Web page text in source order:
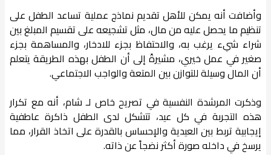
وأضافت أنه يمكن للأهل تقديم نماذج عملية تساعد الطفل على
تنظيم ما يحصل عليه من مال، مثل تشجيعه على تقسيم المبلغ بين
شراء شيء يرغب به، والاحتفاظ بجزء للادخار، والمساهمة بجزء
صغير في عمل خيري، مشيرةً إلى أن الطفل بهذه الطريقة يتعلم
أن المال وسيلة للتوازن بين المتعة والواجب الاجتماعي.
وذكرت المرشدة النفسية في تصريح خاص لـ شام، أنه مع تكرار
هذه التجربة في كل عيد، تتشكل لدى الطفل ذاكرة عاطفية
إيجابية تربط بين العيدية والإحساس بالقدرة على اتخاذ القرار، مما
يرسخ في داخله صورة أكثر نضجاً عن ذاته.